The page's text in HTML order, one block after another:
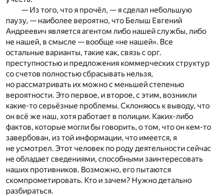
— Из того, что я прочёл, — я сделал небольшую
паузу, — наиболее вероятно, что Белыш Евгений
Андреевич является агентом либо нашей службы, либо
не нашей, в смысле — вообще «не нашей». Все
остальные варианты, такие как, связь с орг.
преступностью и предложения коммерческих структур
со счетов полностью сбрасывать нельзя,
но рассматривать их можно с меньшей степенью
вероятности. Это первое, и второе, с этим, возникли
какие-то серьёзные проблемы. Склоняюсь к выводу, что
он всё же наш, хотя работает в полиции. Каких-либо
фактов, которые могли бы говорить, о том, что он кем-то
завербован, из той информации, что имеется, я
не усмотрел. Этот человек по роду деятельности сейчас
не обладает сведениями, способными заинтересовать
наших противников. Возможно, его пытаются
скомпрометировать. Кто и зачем? Нужно детально
разбираться.